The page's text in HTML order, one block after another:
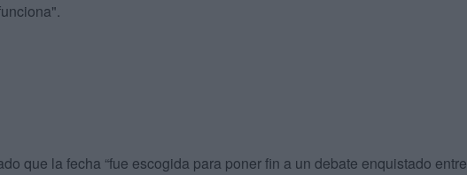
que la fecha “fue escogida para poner fin a un debate enquistado entre